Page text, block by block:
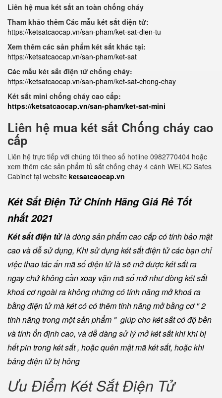
Liên hệ mua két sắt an toàn chống cháy
Tham khảo thêm Các mẫu két sắt điện tử:
https://ketsatcaocap.vn/san-pham/ket-sat-dien-tu
Xem thêm các sản phẩm két sắt khác tại:
https://ketsatcaocap.vn/san-pham/ket-sat
Các mẫu két sắt điện tử chống cháy:
https://ketsatcaocap.vn/san-pham/ket-sat-chong-chay
Két sắt mini chống cháy cao cấp:
https://ketsatcaocap.vn/san-pham/ket-sat-mini
Liên hệ mua két sắt Chống cháy cao
cấp
Liên hệ trực tiếp với chúng tôi theo số hotline 0982770404 hoặc
xem thêm các sản phẩm tủ sắt chống cháy 4 cánh WELKO Safes
Cabinet tại website ketsatcaocap.vn
Két Sắt Điện Tử Chính Hãng Giá Rẻ Tốt
nhất 2021
Két sắt điện tửlà dòng sản phẩm cao cấp có tính bảo mật
cao và dễ sử dụng, Khi sử dụng két sắt điện tử các bạn chỉ
việc thao tác ấn mã số điện tử là sẽ mở được két sắt ra
ngay chứ không cần xoay vặn mã số mở như dòng két sắt
khoá cơ ngoài ra không những có tính năng mở khoá ra
bằng điện tử mà két có có thêm tính năng mở bằng cơ " 2
tính năng trong một sản phẩm " giúp cho két sắt có độ bền
và tính ổn định cao, và dễ dàng sử lý mở két sắt khi khi bị
hết pin trong két sắt , hoặc quên mật mã két sắt, hoặc khi
bảng điện tử bị hỏng
Ưu Điểm Két Sắt Điện Tử